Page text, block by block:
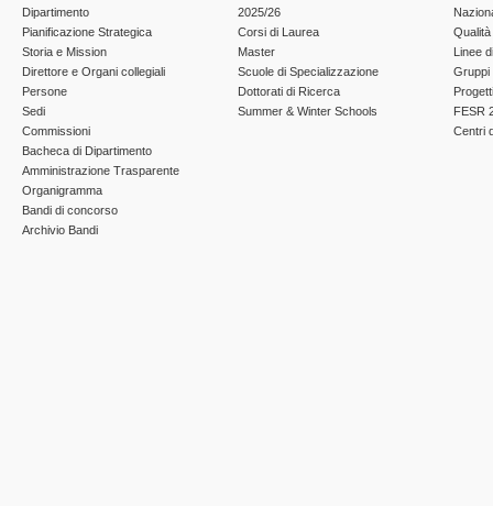
Dipartimento
Pianificazione Strategica
Storia e Mission
Direttore e Organi collegiali
Persone
Sedi
Commissioni
Bacheca di Dipartimento
Amministrazione Trasparente
Organigramma
Bandi di concorso
Archivio Bandi
2025/26
Corsi di Laurea
Master
Scuole di Specializzazione
Dottorati di Ricerca
Summer & Winter Schools
Linee
Gruppi
FESR
Centri